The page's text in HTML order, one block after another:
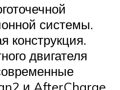
системы.
конструкция.
двигателя
и AfterCharge,